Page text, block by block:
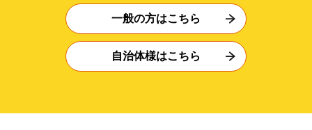
一般の方はこちら
自治体様はこちら